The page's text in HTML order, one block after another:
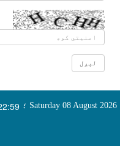
Saturday 08 August 2026 ؛